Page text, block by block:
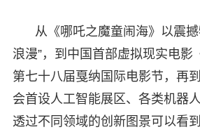
从《哪吒之魔童闹海》以震
浪漫”，到中国首部虚拟现实电影
第七十八届戛纳国际电影节，再
会首设人工智能展区、各类机器
透过不同领域的创新图景可以看